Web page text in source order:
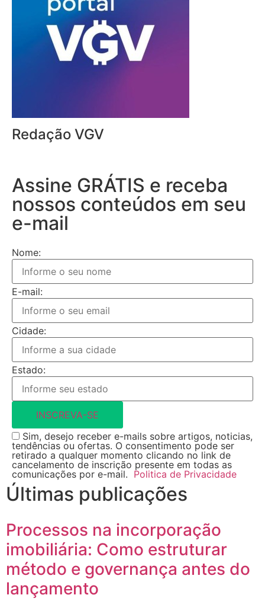
Redação VGV
Assine GRÁTIS e receba
nossos conteúdos em seu
e-mail
Nome:
E-mail:
Cidade:
Estado:
INSCREVA-SE
Sim, desejo receber e-mails sobre artigos, noticias,
tendências ou ofertas. O consentimento pode ser
retirado a qualquer momento clicando no link de
cancelamento de inscrição presente em todas as
comunicações por e-mail. Politica de Privacidade
Últimas publicações
Processos na incorporação
imobiliária: Como estruturar
método e governança antes do
lançamento